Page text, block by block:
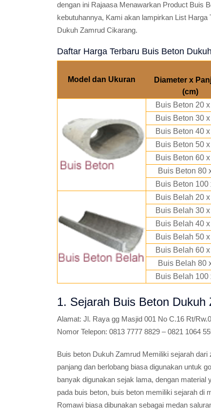
dengan ini Rajaasa Menawarkan Product Buis
kebutuhannya, Kami akan lampirkan List
Dukuh Zamrud Cikarang.
Daftar Harga Terbaru Buis Beton
Model dan Ukuran
Diameter x
(cm)
Buis Beton 20
Buis Beton 30
Buis Beton 40
Buis Beton 50
Buis Beton 60
Buis Beton 80
Buis Beton 100
Buis Belah 20
Buis Belah 30
Buis Belah 40
Buis Belah 50
Buis Belah 60
Buis Belah 80
Buis Belah 100
1. Sejarah Buis Beton Dukuh
Alamat: Jl. Raya gg Masjid 001 No C.16 Rt/
Nomor Telepon: 0813 7777 8829 – 0821 1064
Buis beton Dukuh Zamrud Memiliki sejarah
panjang dan berlobang biasa digunakan untuk
banyak digunakan sejak lama, dengan
pada buis beton, buis beton memiliki sejarah di
Romawi biasa dibunakan sebagai medan